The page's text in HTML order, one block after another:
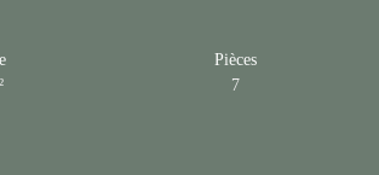
Pièces
7